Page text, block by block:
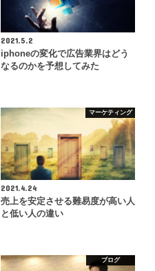
2021.5.2
iphoneの変化で広告業界はどう
なるのかを予想してみた
マーケティング
2021.4.24
売上を安定させる難易度が高い人
と低い人の違い
ブログ